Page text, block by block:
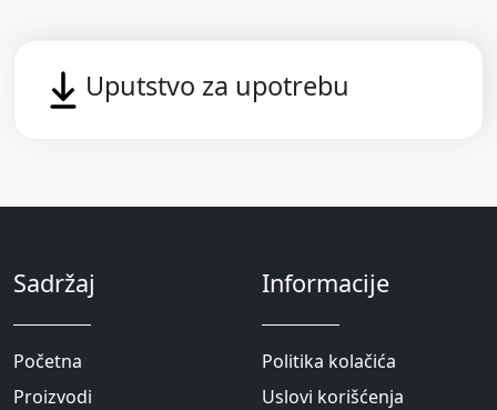
Uputstvo za upotrebu
Sadržaj
Početna
Proizvodi
Informacije
Politika kolačića
Uslovi korišćenja